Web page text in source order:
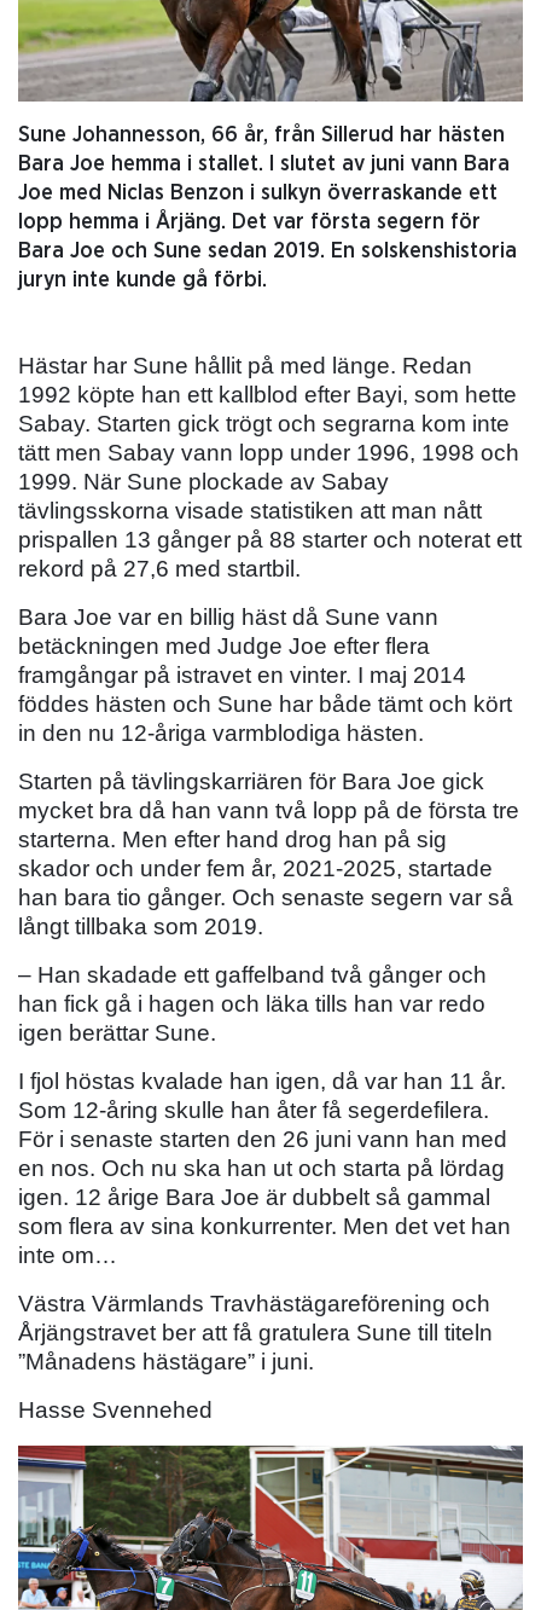
Sune Johannesson, 66 år, från Sillerud har hästen
Bara Joe hemma i stallet. I slutet av juni vann Bara
Joe med Niclas Benzon i sulkyn överraskande ett
lopp hemma i Årjäng. Det var första segern för
Bara Joe och Sune sedan 2019. En solskenshistoria
juryn inte kunde gå förbi.
Hästar har Sune hållit på med länge. Redan
1992 köpte han ett kallblod efter Bayi, som hette
Sabay. Starten gick trögt och segrarna kom inte
tätt men Sabay vann lopp under 1996, 1998 och
1999. När Sune plockade av Sabay
tävlingsskorna visade statistiken att man nått
prispallen 13 gånger på 88 starter och noterat ett
rekord på 27,6 med startbil.
Bara Joe var en billig häst då Sune vann
betäckningen med Judge Joe efter flera
framgångar på istravet en vinter. I maj 2014
föddes hästen och Sune har både tämt och kört
in den nu 12-åriga varmblodiga hästen.
Starten på tävlingskarriären för Bara Joe gick
mycket bra då han vann två lopp på de första tre
starterna. Men efter hand drog han på sig
skador och under fem år, 2021-2025, startade
han bara tio gånger. Och senaste segern var så
långt tillbaka som 2019.
– Han skadade ett gaffelband två gånger och
han fick gå i hagen och läka tills han var redo
igen berättar Sune.
I fjol höstas kvalade han igen, då var han 11 år.
Som 12-åring skulle han åter få segerdefilera.
För i senaste starten den 26 juni vann han med
en nos. Och nu ska han ut och starta på lördag
igen. 12 årige Bara Joe är dubbelt så gammal
som flera av sina konkurrenter. Men det vet han
inte om…
Västra Värmlands Travhästägareförening och
Årjängstravet ber att få gratulera Sune till titeln
”Månadens hästägare” i juni.
Hasse Svennehed